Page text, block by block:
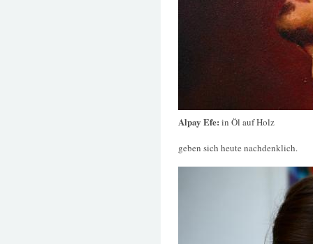
Alpay Efe: in Öl auf Holz
geben sich heute nachdenklich.